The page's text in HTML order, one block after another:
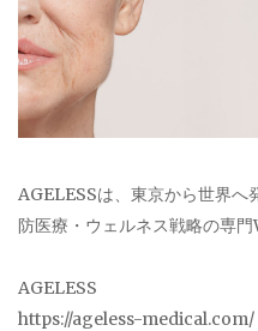
AGELESSは、東京から世界へ
防医療・ウェルネス戦略の専門
AGELESS
https://ageless-medical.com/